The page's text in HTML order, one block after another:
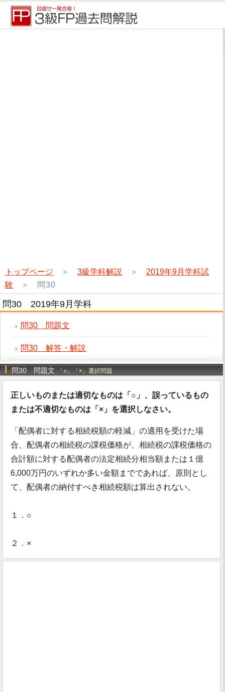
トップページ ＞ 3級学科解説 ＞ 2019年9月学科試
験 ＞ 問30
問30 2019年9月学科
問30 問題文
問30 解答・解説
問30 問題文 「○」「×」選択問題
正しいものまたは適切なものは「○」、誤っているもの
または不適切なものは「×」を選択しなさい。
「配偶者に対する相続税額の軽減」の適用を受けた場
合、配偶者の相続税の課税価格が、相続税の課税価格の
合計額に対する配偶者の法定相続分相当額または１億
6,000万円のいずれか多い金額までであれば、原則とし
て、配偶者の納付すべき相続税額は算出されない。
１．○
２．×